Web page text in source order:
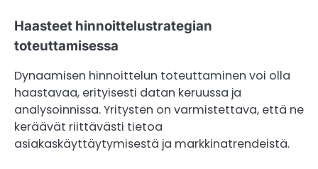
Haasteet hinnoittelustrategian
toteuttamisessa
Dynaamisen hinnoittelun toteuttaminen voi olla
haastavaa, erityisesti datan keruussa ja
analysoinnissa. Yritysten on varmistettava, että ne
keräävät riittävästi tietoa
asiakaskäyttäytymisestä ja markkinatrendeistä.